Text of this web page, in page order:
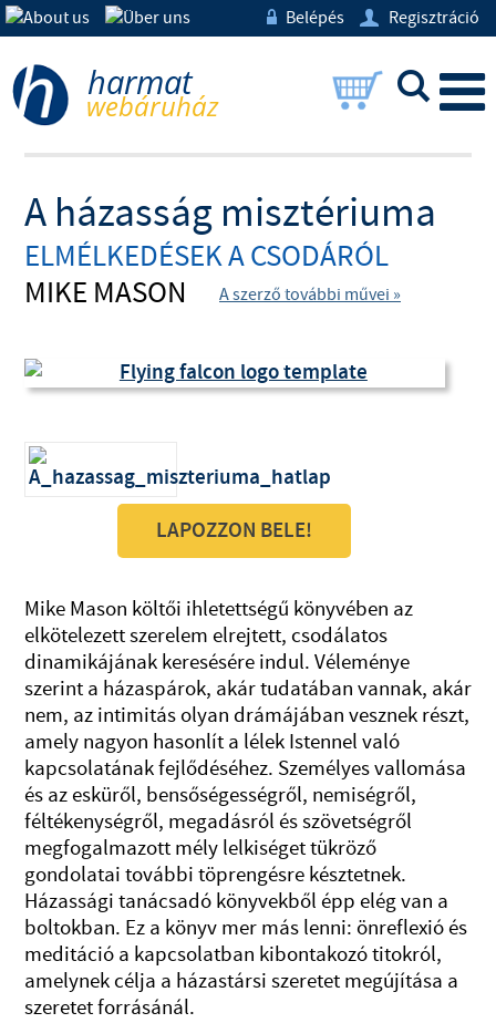
w Belépés U Regisztráció
L
A házasság misztériuma
ELMÉLKEDÉSEK A CSODÁRÓL
MIKE MASON
A szerző további művei »
LAPOZZON BELE!
Mike Mason költői ihletettségű könyvében az
elkötelezett szerelem elrejtett, csodálatos
dinamikájának keresésére indul. Véleménye
szerint a házaspárok, akár tudatában vannak, akár
nem, az intimitás olyan drámájában vesznek részt,
amely nagyon hasonlít a lélek Istennel való
kapcsolatának fejlődéséhez. Személyes vallomása
és az esküről, bensőségességről, nemiségről,
féltékenységről, megadásról és szövetségről
megfogalmazott mély lelkiséget tükröző
gondolatai további töprengésre késztetnek.
Házassági tanácsadó könyvekből épp elég van a
boltokban. Ez a könyv mer más lenni: önreflexió és
meditáció a kapcsolatban kibontakozó titokról,
amelynek célja a házastársi szeretet megújítása a
szeretet forrásánál.